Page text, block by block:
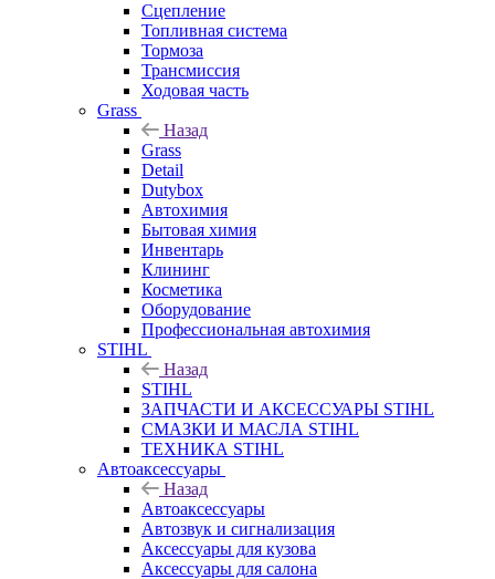
Сцепление
Топливная система
Тормоза
Трансмиссия
Ходовая часть
Grass
Назад
Grass
Detail
Dutybox
Автохимия
Бытовая химия
Инвентарь
Клининг
Косметика
Оборудование
Профессиональная автохимия
STIHL
Назад
STIHL
ЗАПЧАСТИ И АКСЕССУАРЫ STIHL
СМАЗКИ И МАСЛА STIHL
ТЕХНИКА STIHL
Автоаксессуары
Назад
Автоаксессуары
Автозвук и сигнализация
Аксессуары для кузова
Аксессуары для салона